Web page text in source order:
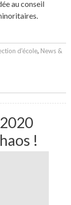
au conseil
d'école, News &
!